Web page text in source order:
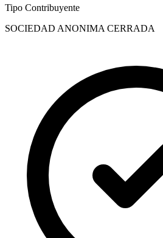
Tipo Contribuyente
SOCIEDAD ANONIMA CERRADA